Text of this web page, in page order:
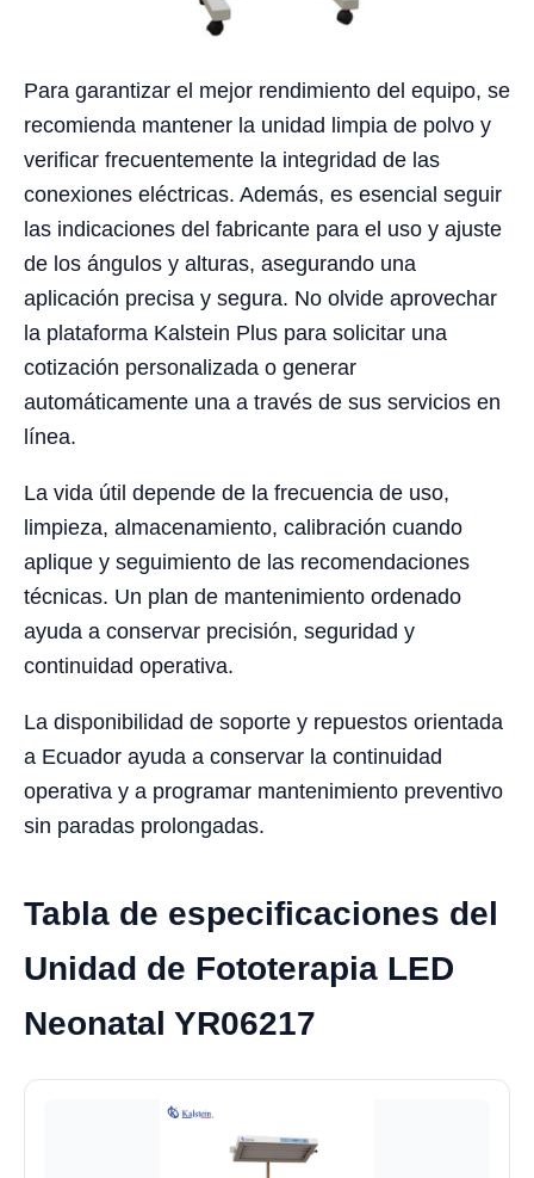
Para garantizar el mejor rendimiento del equipo, se
recomienda mantener la unidad limpia de polvo y
verificar frecuentemente la integridad de las
conexiones eléctricas. Además, es esencial seguir
las indicaciones del fabricante para el uso y ajuste
de los ángulos y alturas, asegurando una
aplicación precisa y segura. No olvide aprovechar
la plataforma Kalstein Plus para solicitar una
cotización personalizada o generar
automáticamente una a través de sus servicios en
línea.
La vida útil depende de la frecuencia de uso,
limpieza, almacenamiento, calibración cuando
aplique y seguimiento de las recomendaciones
técnicas. Un plan de mantenimiento ordenado
ayuda a conservar precisión, seguridad y
continuidad operativa.
La disponibilidad de soporte y repuestos orientada
a Ecuador ayuda a conservar la continuidad
operativa y a programar mantenimiento preventivo
sin paradas prolongadas.
Tabla de especificaciones del
Unidad de Fototerapia LED
Neonatal YR06217